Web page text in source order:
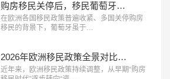
购房移民关停后，移民葡萄牙还有哪些路？
在欧洲各国移民政策普遍收紧、多国关停购房
移民的背景下，葡萄牙虽于…
2026年欧洲移民政策全景对比：主流国家路径、成本与适配人群分析
近年来，欧洲移民政策持续调整，从早期“购房